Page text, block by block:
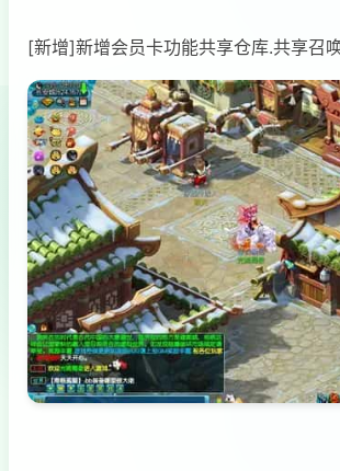
[新增]新增会员卡功能共享仓库.共享召